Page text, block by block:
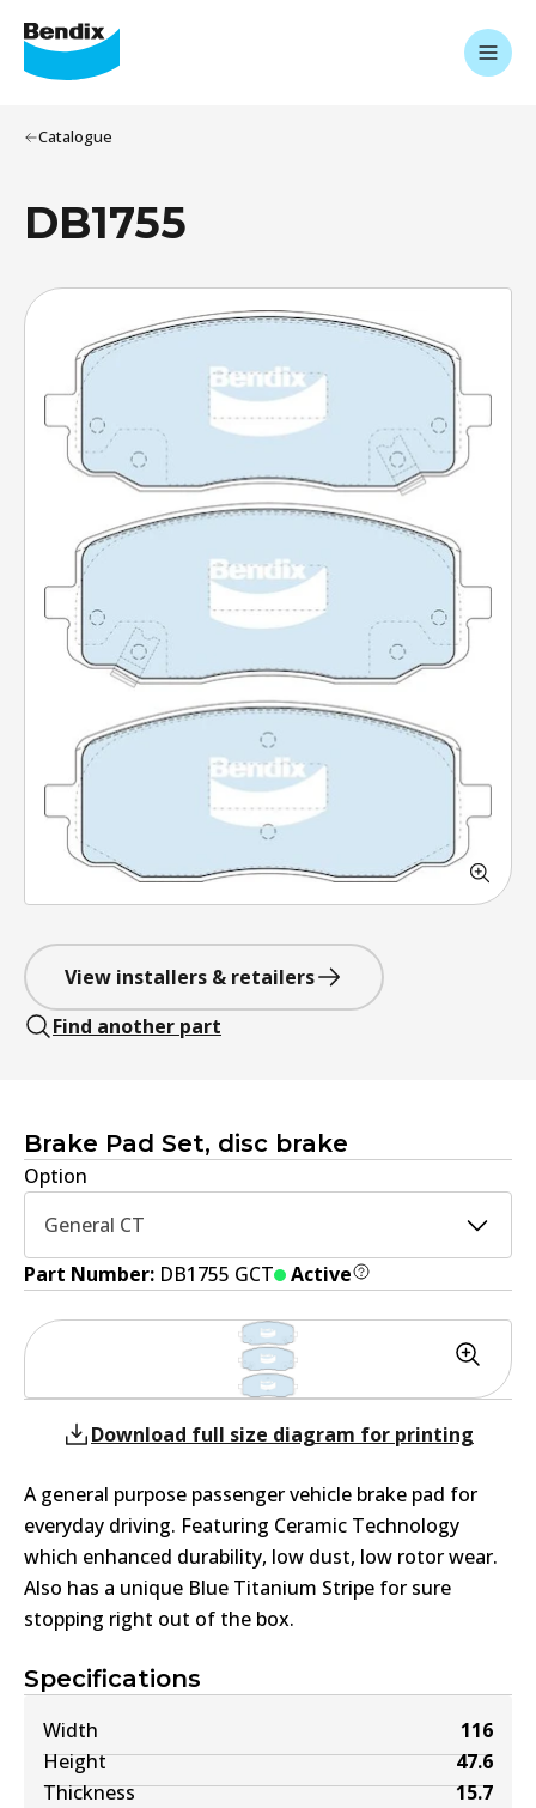
Catalogue
DB1755
View installers & retailers
Find another part
Brake Pad Set, disc brake
Option
General CT
Part Number: DB1755 GCT Active
Specifications
Width
116
Height
47.6
Thickness
15.7
Download full size diagram for printing
A general purpose passenger vehicle brake pad for
everyday driving. Featuring Ceramic Technology
which enhanced durability, low dust, low rotor wear.
Also has a unique Blue Titanium Stripe for sure
stopping right out of the box.